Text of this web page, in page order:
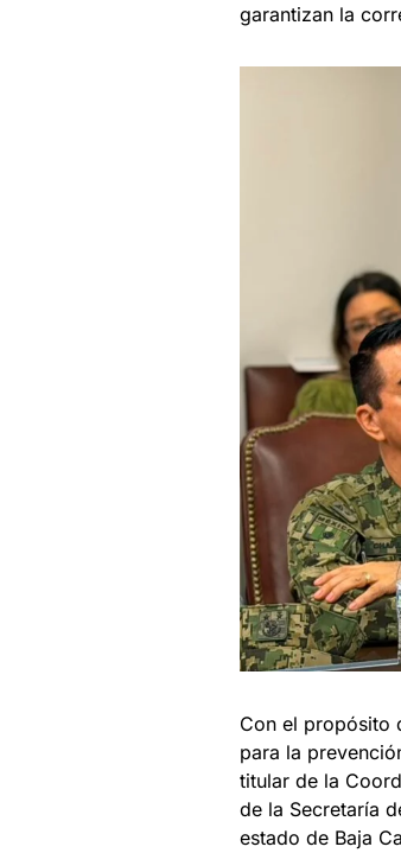
garantizan la
Con el propósito
para la
titular de la
de la Secretaría
estado de Baja